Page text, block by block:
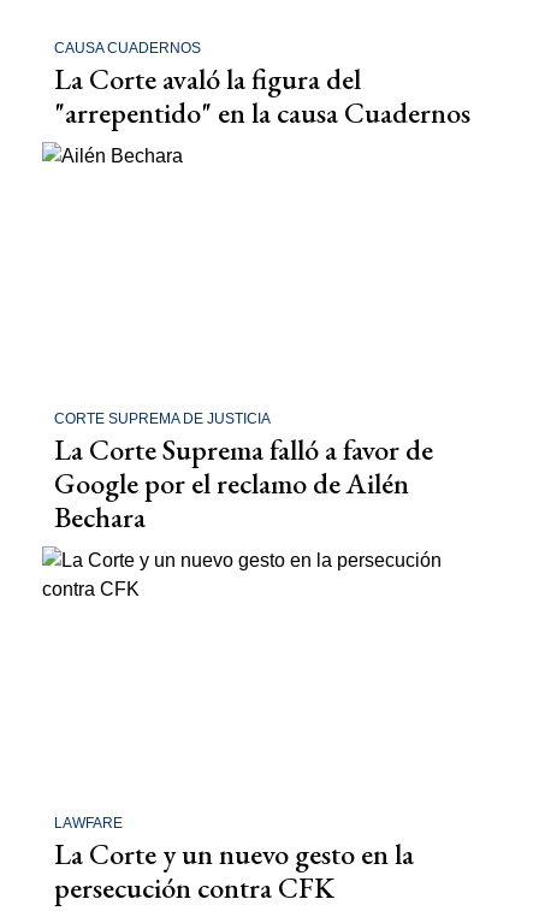
CAUSA CUADERNOS
La Corte avaló la figura del
"arrepentido" en la causa Cuadernos
CORTE SUPREMA DE JUSTICIA
La Corte Suprema falló a favor de
Google por el reclamo de Ailén
Bechara
LAWFARE
La Corte y un nuevo gesto en la
persecución contra CFK